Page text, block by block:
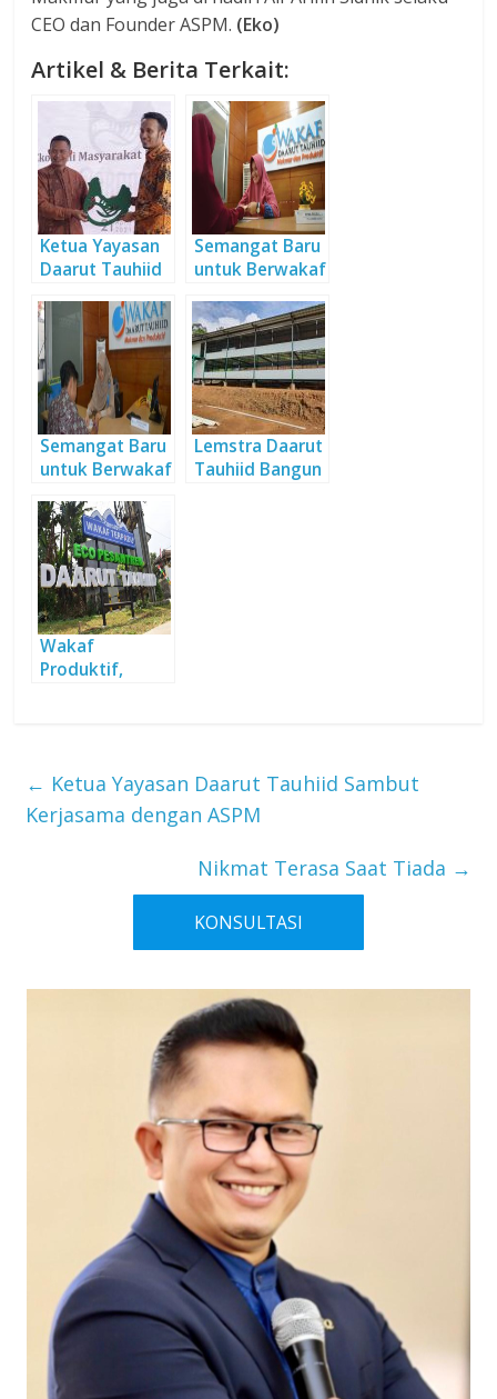
CEO dan Founder ASPM. (Eko)
Artikel & Berita Terkait:
Ketua Yayasan
Daarut Tauhiid
Kerjasama
dengan ASPM
Semangat Baru
untuk Berwakaf
Semangat Baru
untuk Berwakaf
Lemstra Daarut
Tauhiid Bangun
Wakaf
Produktif,
← Ketua Yayasan Daarut Tauhiid Sambut
Kerjasama dengan ASPM
Nikmat Terasa Saat Tiada →
KONSULTASI